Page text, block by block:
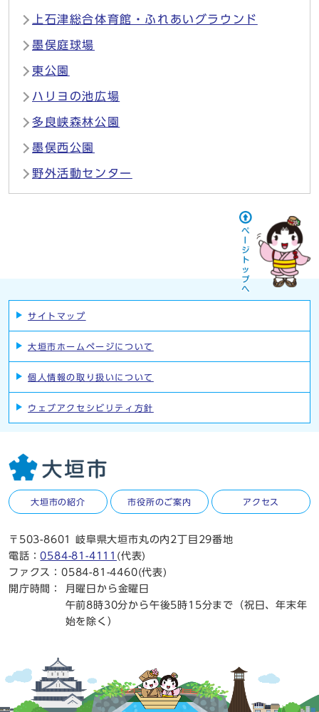
上石津総合体育館・ふれあいグラウンド
墨俣庭球場
東公園
ハリヨの池広場
多良峡森林公園
墨俣西公園
野外活動センター
サイトマップ
大垣市ホームページについて
個人情報の取り扱いについて
ウェブアクセシビリティ方針
大垣市の紹介 市役所のご案内 アクセス
〒503-8601 岐阜県大垣市丸の内2丁目29番地
電話：0584-81-4111 (代表)
ファクス：0584-81-4460(代表)
開庁時間：
月曜日から金曜日
午前8時30分から午後5時15分まで（祝日、年末年
始を除く）